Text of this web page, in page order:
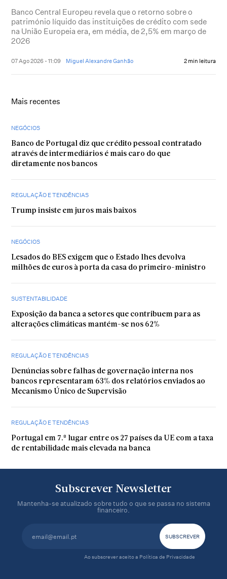
Banco Central Europeu revela que o retorno sobre o
património líquido das instituições de crédito com sede
na União Europeia era, em média, de 2,5% em março de
2026
07 Ago 2026 - 11:09 Miguel Alexandre Ganhão 2 min leitura
Mais recentes
NEGÓCIOS
Banco de Portugal diz que crédito pessoal contratado
através de intermediários é mais caro do que
diretamente nos bancos
REGULAÇÃO E TENDÊNCIAS
Trump insiste em juros mais baixos
NEGÓCIOS
Lesados do BES exigem que o Estado lhes devolva
milhões de euros à porta da casa do primeiro-ministro
SUSTENTABILIDADE
Exposição da banca a setores que contribuem para as
alterações climáticas mantém-se nos 62%
REGULAÇÃO E TENDÊNCIAS
Denúncias sobre falhas de governação interna nos
bancos representaram 63% dos relatórios enviados ao
Mecanismo Único de Supervisão
REGULAÇÃO E TENDÊNCIAS
Portugal em 7.º lugar entre os 27 países da UE com a taxa
de rentabilidade mais elevada na banca
Subscrever Newsletter
Mantenha-se atualizado sobre tudo o que se passa no sistema
financeiro.
Ao subscrever aceito a Política de Privacidade